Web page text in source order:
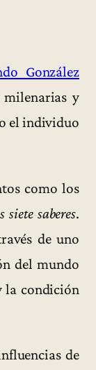
González
y
el individuo
como los
siete saberes.
de uno
del mundo
la condición
de